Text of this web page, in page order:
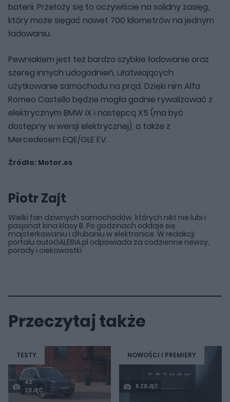
baterii. Przełoży się to oczywiście na solidny zasięg,
który może sięgać nawet 700 kilometrów na jednym
ładowaniu.
Pewniakiem jest też bardzo szybkie ładowanie oraz
szereg innych udogodnień, ułatwiających
użytkowanie samochodu na prąd. Dzięki nim Alfa
Romeo Castello będzie mogła godnie rywalizować z
elektrycznym BMW iX i następcą X5 (ma być
dostępny w wersji elektrycznej), a także z
Mercedesem EQE/GLE EV.
Źródło: Motor.es
Piotr Zajt
Wielki fan dziwnych samochodów, których nikt nie lubi i
pasjonat kina klasy B. Po godzinach oddaje się
majsterkowaniu i dłubaniu w elektronice. W redakcji
portalu autoGALERIA.pl odpowiada za codzienne newsy,
porady i ciekawostki
Przeczytaj także
TESTY
40
ZDJĘĆ
NOWOŚCI I PREMIERY
5 ZDJĘĆ